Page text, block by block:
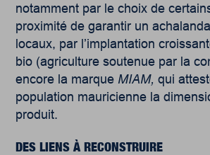
notamment par le choix de
proximité de garantir un
locaux, par l’implantation
bio (agriculture soutenue par la
encore la marque MIAM,qui
population mauricienne la
produit.
DES LIENS À RECONSTRUIRE